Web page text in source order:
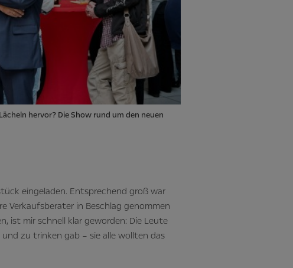
hervor? Die Show rund um den neuen
eingeladen. Entsprechend groß war
Verkaufsberater in Beschlag genommen
ist mir schnell klar geworden: Die Leute
zu trinken gab – sie alle wollten das